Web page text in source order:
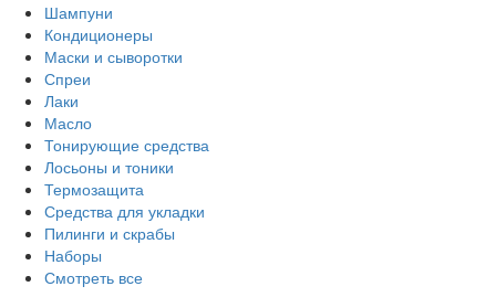
Шампуни
Кондиционеры
Маски и сыворотки
Спреи
Лаки
Масло
Тонирующие средства
Лосьоны и тоники
Термозащита
Средства для укладки
Пилинги и скрабы
Наборы
Смотреть все